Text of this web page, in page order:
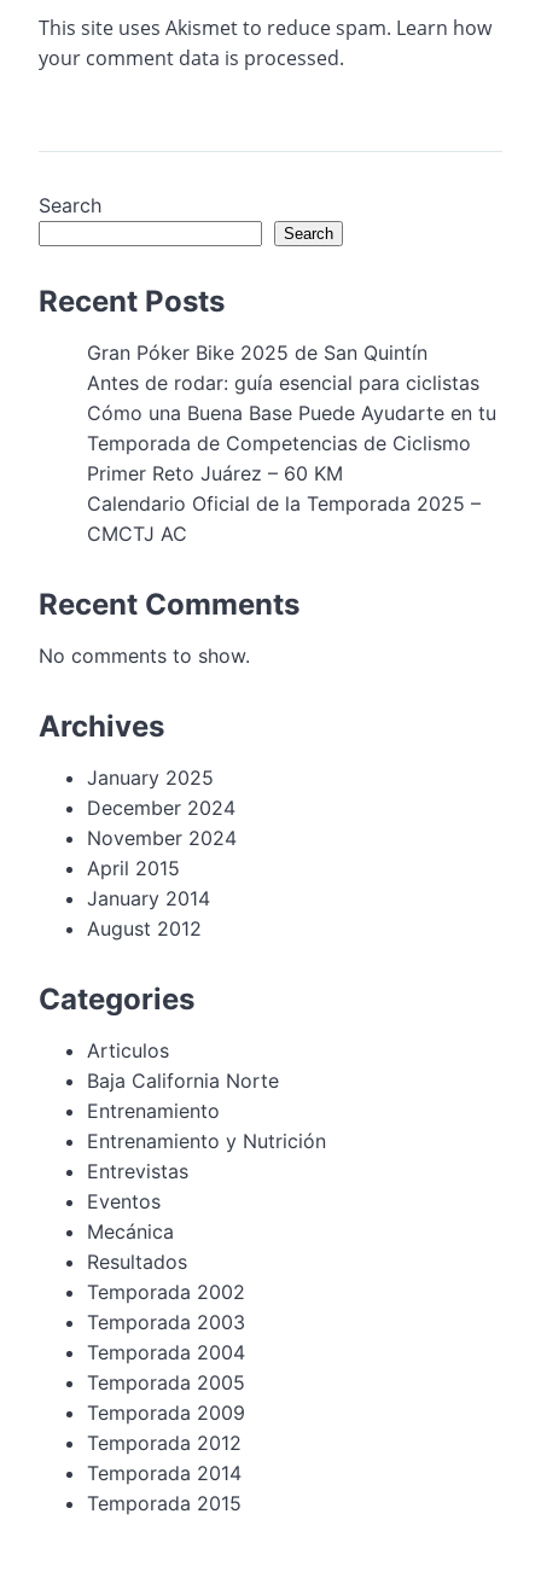
This site uses Akismet to reduce spam. Learn how
your comment data is processed.
Search
Search
Recent Posts
Gran Póker Bike 2025 de San Quintín
Antes de rodar: guía esencial para ciclistas
Cómo una Buena Base Puede Ayudarte en tu
Temporada de Competencias de Ciclismo
Primer Reto Juárez – 60 KM
Calendario Oficial de la Temporada 2025 –
CMCTJ AC
Recent Comments
No comments to show.
Archives
January 2025
December 2024
November 2024
April 2015
January 2014
August 2012
Categories
Articulos
Baja California Norte
Entrenamiento
Entrenamiento y Nutrición
Entrevistas
Eventos
Mecánica
Resultados
Temporada 2002
Temporada 2003
Temporada 2004
Temporada 2005
Temporada 2009
Temporada 2012
Temporada 2014
Temporada 2015